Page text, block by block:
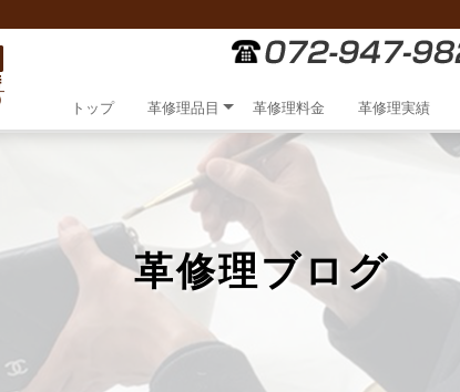
トップ 革修理品目 革修理料金 革修理実績
革修理ブログ